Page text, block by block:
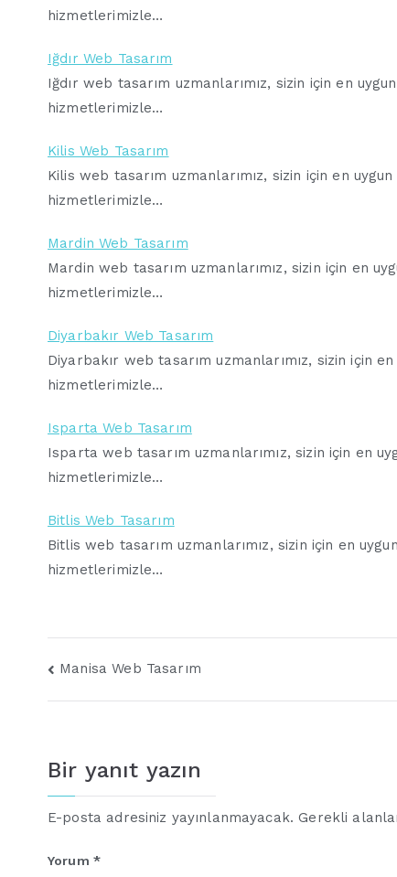
hizmetlerimizle…
Iğdır Web Tasarım
Iğdır web tasarım uzmanlarımız, sizin için en
hizmetlerimizle…
Kilis Web Tasarım
Kilis web tasarım uzmanlarımız, sizin için en
hizmetlerimizle…
Mardin Web Tasarım
Mardin web tasarım uzmanlarımız, sizin için en
hizmetlerimizle…
Diyarbakır Web Tasarım
Diyarbakır web tasarım uzmanlarımız, sizin için
hizmetlerimizle…
Isparta Web Tasarım
Isparta web tasarım uzmanlarımız, sizin için en
hizmetlerimizle…
Bitlis Web Tasarım
Bitlis web tasarım uzmanlarımız, sizin için en
hizmetlerimizle…
Yazı
gezinmesi
Manisa Web Tasarım
Bir yanıt yazın
E-posta adresiniz yayınlanmayacak. Gerekli
Yorum *